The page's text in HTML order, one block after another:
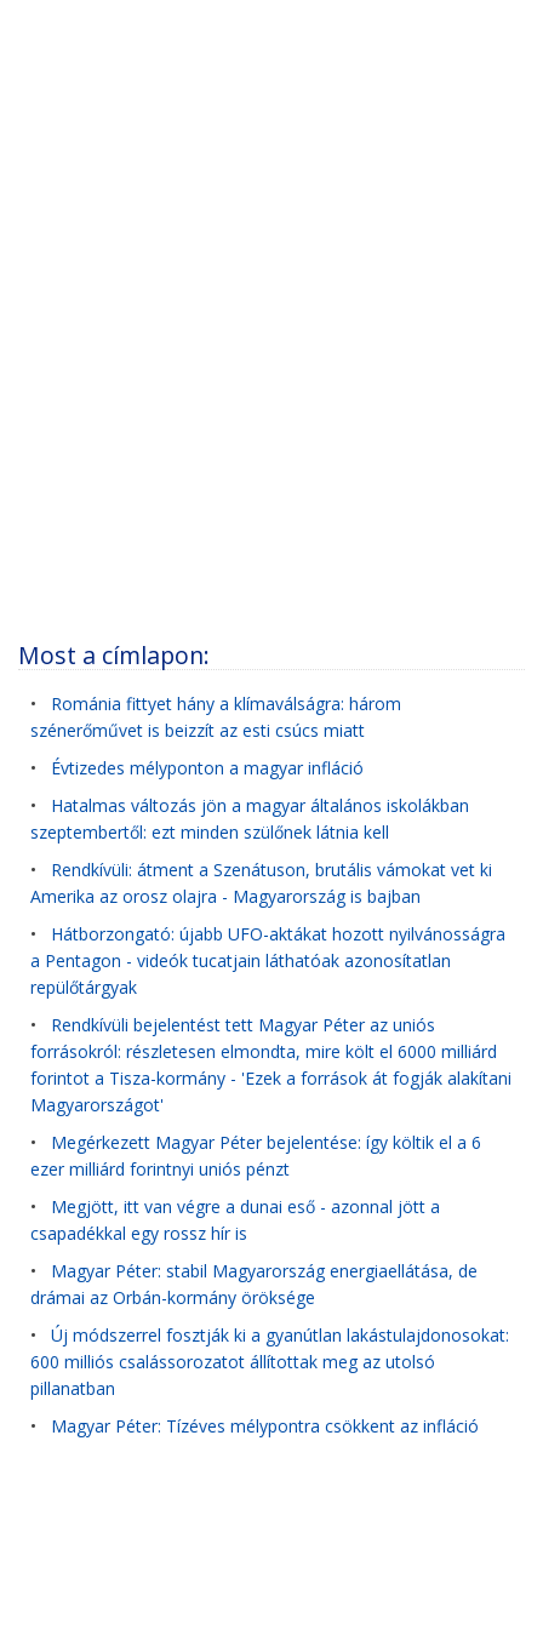
Most a címlapon:
• Románia fittyet hány a klímaválságra: három
szénerőművet is beizzít az esti csúcs miatt
• Évtizedes mélyponton a magyar infláció
• Hatalmas változás jön a magyar általános iskolákban
szeptembertől: ezt minden szülőnek látnia kell
• Rendkívüli: átment a Szenátuson, brutális vámokat vet ki
Amerika az orosz olajra - Magyarország is bajban
• Hátborzongató: újabb UFO-aktákat hozott nyilvánosságra
a Pentagon - videók tucatjain láthatóak azonosítatlan
repülőtárgyak
• Rendkívüli bejelentést tett Magyar Péter az uniós
forrásokról: részletesen elmondta, mire költ el 6000 milliárd
forintot a Tisza-kormány - 'Ezek a források át fogják alakítani
Magyarországot'
• Megérkezett Magyar Péter bejelentése: így költik el a 6
ezer milliárd forintnyi uniós pénzt
• Megjött, itt van végre a dunai eső - azonnal jött a
csapadékkal egy rossz hír is
• Magyar Péter: stabil Magyarország energiaellátása, de
drámai az Orbán-kormány öröksége
• Új módszerrel fosztják ki a gyanútlan lakástulajdonosokat:
600 milliós csalássorozatot állítottak meg az utolsó
pillanatban
• Magyar Péter: Tízéves mélypontra csökkent az infláció